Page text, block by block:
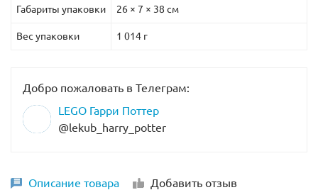
Габариты упаковки 26 × 7 × 38 см
Вес упаковки 1 014 г
Добро пожаловать в Телеграм:
LEGO Гарри Поттер
@lekub_harry_potter
Описание товара Добавить отзыв